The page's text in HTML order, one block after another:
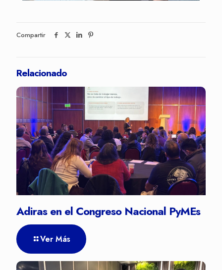
Compartir
Relacionado
Adiras en el Congreso Nacional PyMEs
Ver Más